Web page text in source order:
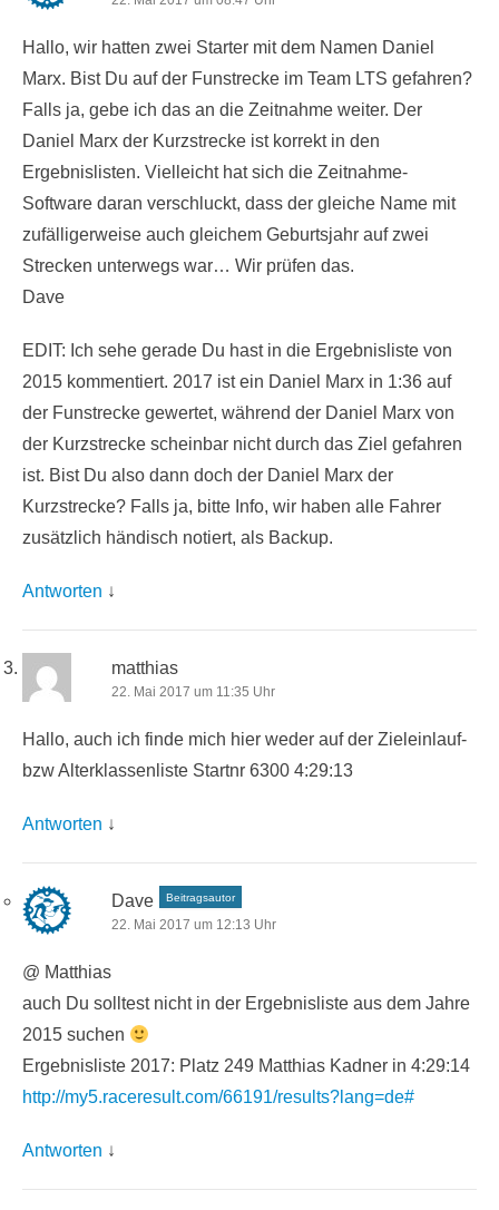
Hallo, wir hatten zwei Starter mit dem Namen Daniel
Marx. Bist Du auf der Funstrecke im Team LTS gefahren?
Falls ja, gebe ich das an die Zeitnahme weiter. Der
Daniel Marx der Kurzstrecke ist korrekt in den
Ergebnislisten. Vielleicht hat sich die Zeitnahme-
Software daran verschluckt, dass der gleiche Name mit
zufälligerweise auch gleichem Geburtsjahr auf zwei
Strecken unterwegs war… Wir prüfen das.
Dave
EDIT: Ich sehe gerade Du hast in die Ergebnisliste von
2015 kommentiert. 2017 ist ein Daniel Marx in 1:36 auf
der Funstrecke gewertet, während der Daniel Marx von
der Kurzstrecke scheinbar nicht durch das Ziel gefahren
ist. Bist Du also dann doch der Daniel Marx der
Kurzstrecke? Falls ja, bitte Info, wir haben alle Fahrer
zusätzlich händisch notiert, als Backup.
Antworten ↓
matthias
22. Mai 2017 um 11:35 Uhr
Hallo, auch ich finde mich hier weder auf der Zieleinlauf-
bzw Alterklassenliste Startnr 6300 4:29:13
Antworten ↓
Dave Beitragsautor
22. Mai 2017 um 12:13 Uhr
@ Matthias
auch Du solltest nicht in der Ergebnisliste aus dem Jahre
2015 suchen
Ergebnisliste 2017: Platz 249 Matthias Kadner in 4:29:14
http://my5.raceresult.com/66191/results?lang=de#
Antworten ↓